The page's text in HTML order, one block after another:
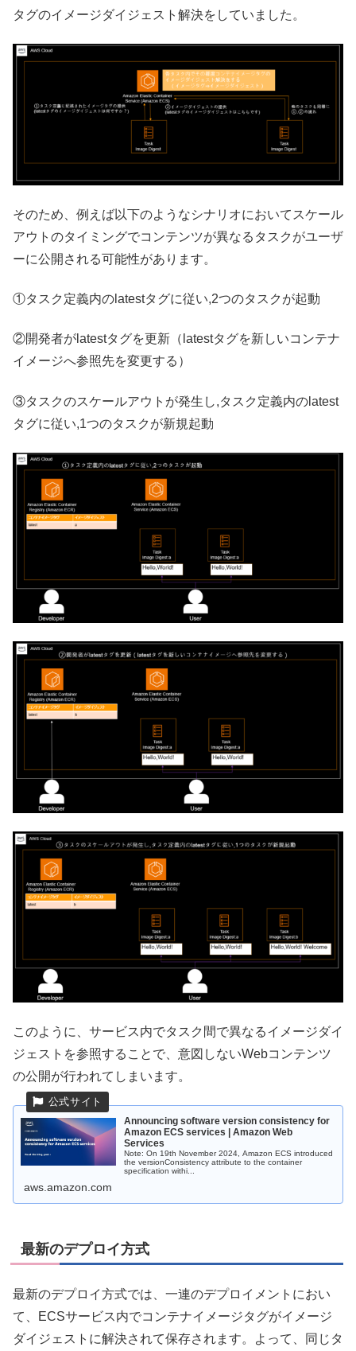
タグのイメージダイジェスト解決をしていました。
そのため、例えば以下のようなシナリオにおいてスケール
アウトのタイミングでコンテンツが異なるタスクがユーザ
ーに公開される可能性があります。
①タスク定義内のlatestタグに従い,2つのタスクが起動
②開発者がlatestタグを更新（latestタグを新しいコンテナ
イメージへ参照先を変更する）
③タスクのスケールアウトが発生し,タスク定義内のlatest
タグに従い,1つのタスクが新規起動
このように、サービス内でタスク間で異なるイメージダイ
ジェストを参照することで、意図しないWebコンテンツ
の公開が行われてしまいます。
Announcing software version consistency for
Amazon ECS services | Amazon Web
Services
Note: On 19th November 2024, Amazon ECS introduced
the versionConsistency attribute to the container
specification withi...
aws.amazon.com
最新のデプロイ方式
最新のデプロイ方式では、一連のデプロイメントにおい
て、ECSサービス内でコンテナイメージタグがイメージ
ダイジェストに解決されて保存されます。よって、同じタ